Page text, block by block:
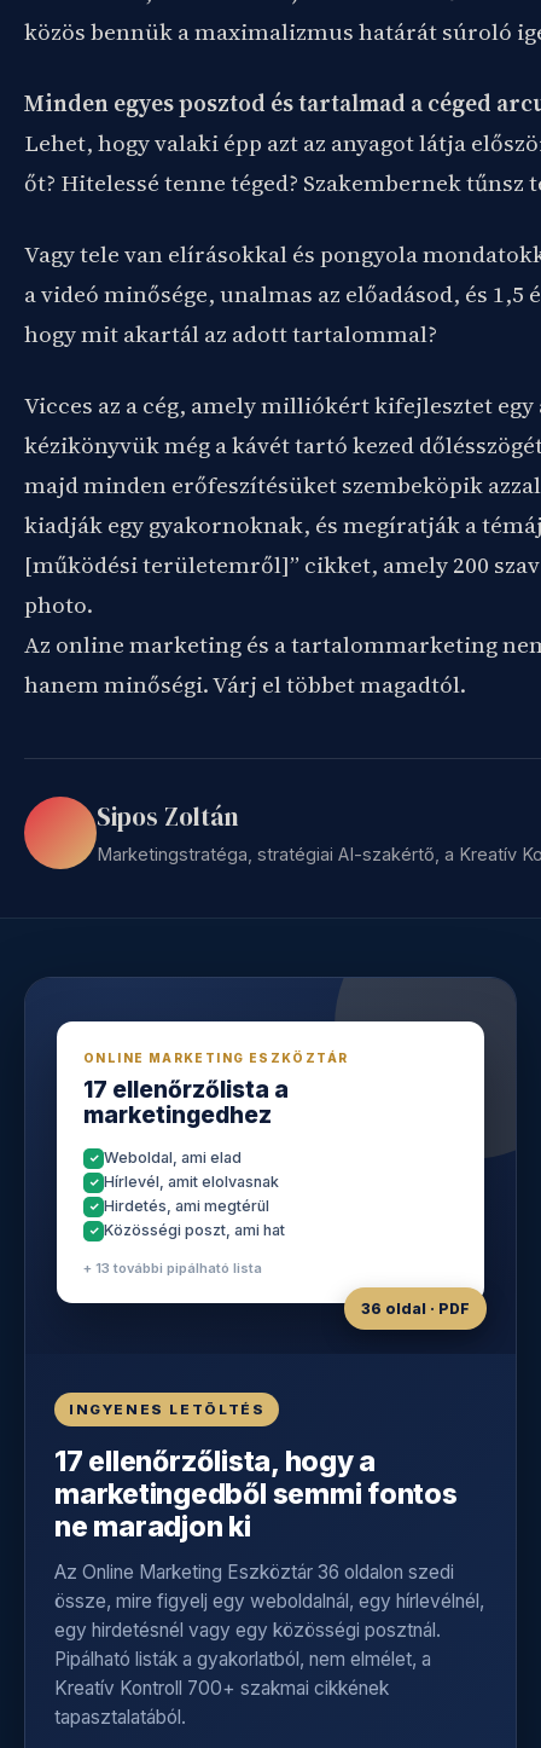
közös bennük a maximalizmus határát súroló
Minden egyes posztod és tartalmad a céged
Lehet, hogy valaki épp azt az anyagot látja
őt? Hitelessé tenne téged? Szakembernek tűnsz
Vagy tele van elírásokkal és pongyola
a videó minősége, unalmas az előadásod, és 1,5
hogy mit akartál az adott tartalommal?
Vicces az a cég, amely milliókért kifejlesztet
kézikönyvük még a kávét tartó kezed
majd minden erőfeszítésüket szembeköpik
kiadják egy gyakornoknak, és megíratják a
[működési területemről]” cikket, amely 200
photo.
Az online marketing és a tartalommarketing
hanem minőségi. Várj el többet magadtól.
Sipos Zoltán
Marketingstratéga, stratégiai AI-szakértő, a Kreatív
ONLINE MARKETING ESZKÖZTÁR
17 ellenőrzőlista a
marketingedhez
Weboldal, ami elad
Hírlevél, amit elolvasnak
Hirdetés, ami megtérül
Közösségi poszt, ami hat
+ 13 további pipálható lista
36 oldal · PDF
INGYENES LETÖLTÉS
17 ellenőrzőlista, hogy a
marketingedből semmi fontos
ne maradjon ki
Az Online Marketing Eszköztár 36 oldalon szedi
össze, mire figyelj egy weboldalnál, egy hírlevélnél,
egy hirdetésnél vagy egy közösségi posztnál.
Pipálható listák a gyakorlatból, nem elmélet, a
Kreatív Kontroll 700+ szakmai cikkének
tapasztalatából.